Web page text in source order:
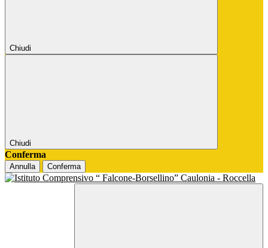
Chiudi
Chiudi
Conferma
Annulla Conferma